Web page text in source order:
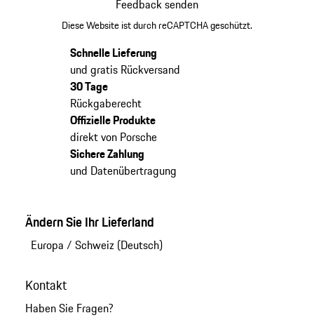
Feedback senden
Diese Website ist durch reCAPTCHA geschützt.
Schnelle Lieferung
und gratis Rückversand
30 Tage
Rückgaberecht
Offizielle Produkte
direkt von Porsche
Sichere Zahlung
und Datenübertragung
Ändern Sie Ihr Lieferland
Europa / Schweiz (Deutsch)
Kontakt
Haben Sie Fragen?